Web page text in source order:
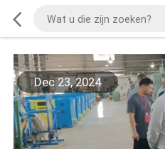
Dec 23, 2024